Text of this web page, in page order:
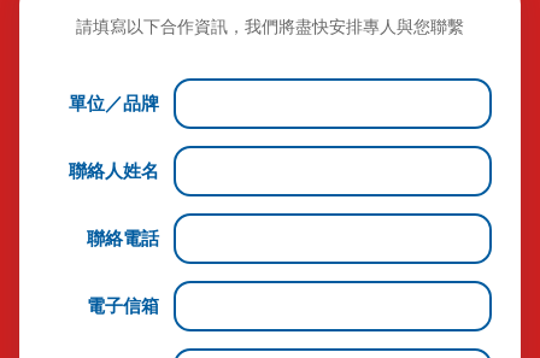
請填寫以下合作資訊，我們將盡快安排專人與您聯繫
單位／品牌
聯絡人姓名
聯絡電話
電子信箱